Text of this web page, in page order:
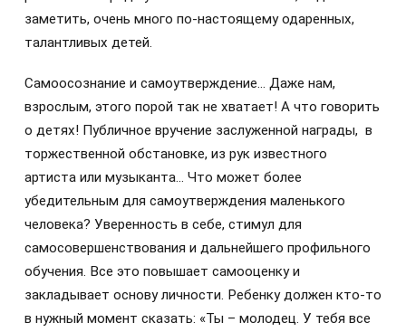
заметить, очень много по-настоящему одаренных,
талантливых детей.
Самоосознание и самоутверждение… Даже нам,
взрослым, этого порой так не хватает! А что говорить
о детях! Публичное вручение заслуженной награды, в
торжественной обстановке, из рук известного
артиста или музыканта… Что может более
убедительным для самоутверждения маленького
человека? Уверенность в себе, стимул для
самосовершенствования и дальнейшего профильного
обучения. Все это повышает самооценку и
закладывает основу личности. Ребенку должен кто-то
в нужный момент сказать: «Ты – молодец. У тебя все